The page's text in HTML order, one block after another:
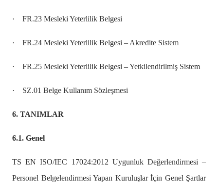
· FR.23 Mesleki Yeterlilik Belgesi
· FR.24 Mesleki Yeterlilik Belgesi – Akredite Sistem
· FR.25 Mesleki Yeterlilik Belgesi – Yetkilendirilmiş Sistem
· SZ.01 Belge Kullanım Sözleşmesi
6. TANIMLAR
6.1. Genel
TS EN ISO/IEC 17024:2012 Uygunluk Değerlendirmesi –
Personel Belgelendirmesi Yapan Kuruluşlar İçin Genel Şartlar